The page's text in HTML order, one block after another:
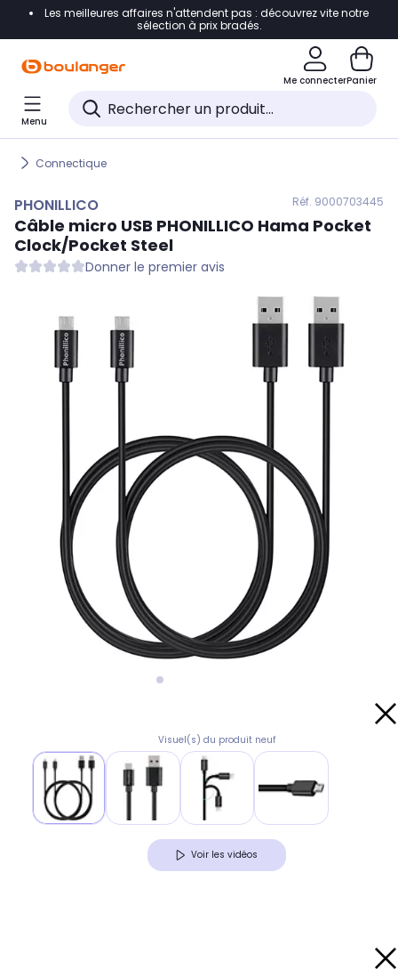
Accéder directement à la navigation
Accéder directement au pied de page
Accéder directement au chatbot
Les meilleures affaires n'attendent pas : découvrez vite notre
sélection à prix bradés.
Me connecterPanier
Menu
Connectique
PHONILLICO Réf. 9000703445
Câble micro USB PHONILLICO Hama Pocket
Clock/Pocket Steel
Donner le premier avis
Visuel(s) du produit neuf
Voir les vidéos